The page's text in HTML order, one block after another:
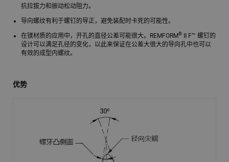
抗拉拔力和振动松动阻力。
导向螺纹有利于螺钉的导正，避免装配时卡死的可能性。
在镁材质的应用中，开孔的直径公差可能很大。REMFORM®
II F™ 螺钉的
设计可以满足孔径的变化，以此来保证在公差大很大的导向孔中也可以
有效的成型内螺纹。
优势